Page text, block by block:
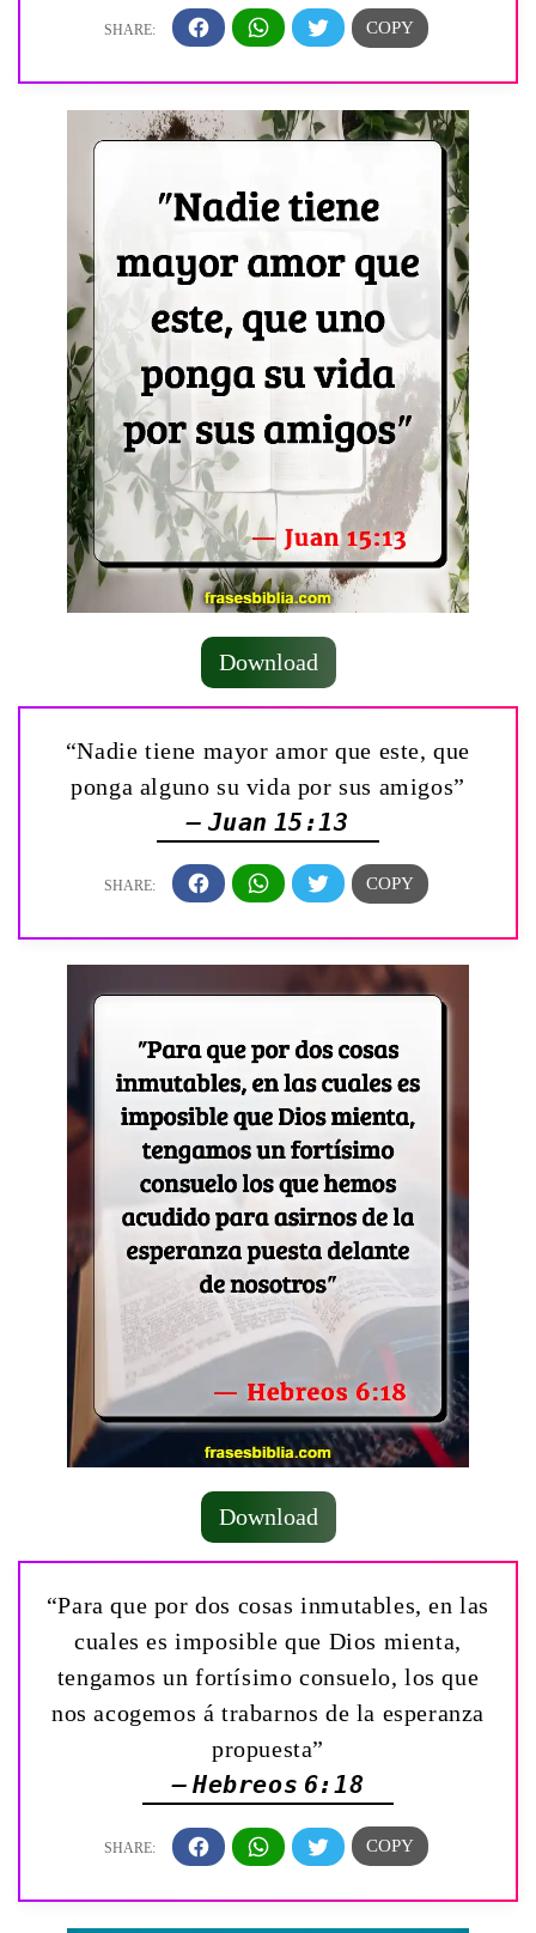
Download
“Nadie tiene mayor amor que este, que
ponga alguno su vida por sus amigos”
— Juan 15:13
Download
“Para que por dos cosas inmutables, en las
cuales es imposible que Dios mienta,
tengamos un fortísimo consuelo, los que
nos acogemos á trabarnos de la esperanza
propuesta”
— Hebreos 6:18